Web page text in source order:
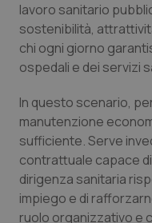
Provincia
Provincia
Puglia
Sardegna
Sicilia
Infezioni &
Ipertensione &
Malattie rare
Malattia di
Neuroscienze
lavoro sanitario
sostenibilità,
chi ogni giorno
ospedali e dei servizi
In questo scenario,
manutenzione
sufficiente. Serve
contrattuale capace
dirigenza sanitaria
impiego e di
ruolo organizzativo e